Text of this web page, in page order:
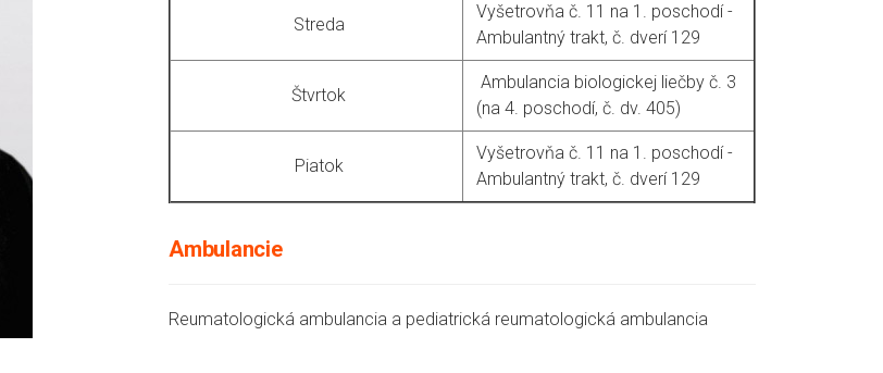
Streda
Vyšetrovňa č. 11 na 1. poschodí -
Ambulantný trakt, č. dverí 129
Štvrtok
Ambulancia biologickej liečby č. 3
(na 4. poschodí, č. dv. 405)
Piatok
Vyšetrovňa č. 11 na 1. poschodí -
Ambulantný trakt, č. dverí 129
Ambulancie
Reumatologická ambulancia a pediatrická reumatologická ambulancia